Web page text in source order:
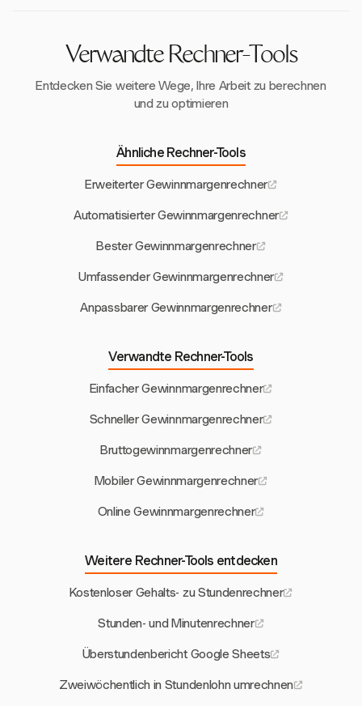
effiziente Finanzverwaltung und
Entscheidungsfindung.
Verwandte Rechner-Tools
Entdecken Sie weitere Wege, Ihre Arbeit zu berechnen
und zu optimieren
Ähnliche Rechner-Tools
Erweiterter Gewinnmargenrechner
Automatisierter Gewinnmargenrechner
Bester Gewinnmargenrechner
Umfassender Gewinnmargenrechner
Anpassbarer Gewinnmargenrechner
Verwandte Rechner-Tools
Einfacher Gewinnmargenrechner
Schneller Gewinnmargenrechner
Bruttogewinnmargenrechner
Mobiler Gewinnmargenrechner
Online Gewinnmargenrechner
Weitere Rechner-Tools entdecken
Kostenloser Gehalts- zu Stundenrechner
Stunden- und Minutenrechner
Überstundenbericht Google Sheets
Zweiwöchentlich in Stundenlohn umrechnen